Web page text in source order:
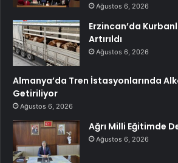
Ağustos 6, 2026
Erzincan’da
Artırıldı
Ağustos 6, 2026
Almanya’da Tren İstasyonlarında
Getiriliyor
Ağustos 6, 2026
Ağrı Milli Eğitimde
Ağustos 6, 2026